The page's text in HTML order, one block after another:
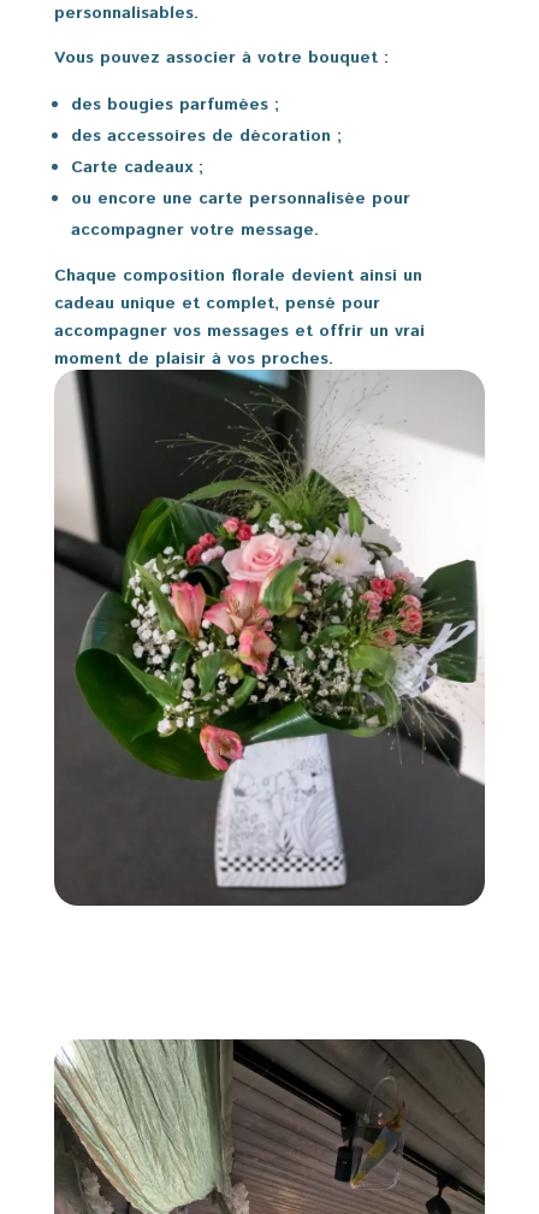
personnalisables.
Vous pouvez associer à votre bouquet :
des bougies parfumées ;
des accessoires de décoration ;
Carte cadeaux ;
ou encore une carte personnalisée pour
accompagner votre message.
Chaque composition florale devient ainsi un
cadeau unique et complet, pensé pour
accompagner vos messages et offrir un vrai
moment de plaisir à vos proches.